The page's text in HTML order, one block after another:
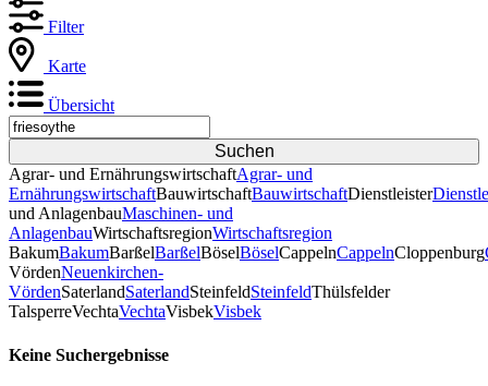
Filter
Karte
Übersicht
Agrar- und ErnährungswirtschaftAgrar- und
ErnährungswirtschaftBauwirtschaftBauwirtschaftDienstleister
und AnlagenbauMaschinen- und
AnlagenbauWirtschaftsregionWirtschaftsregion
BakumBakumBarßelBarßelBöselBöselCappelnCappelnCloppenburg
VördenNeuenkirchen-
VördenSaterlandSaterlandSteinfeldSteinfeldThülsfelder
TalsperreVechtaVechtaVisbekVisbek
Keine Suchergebnisse